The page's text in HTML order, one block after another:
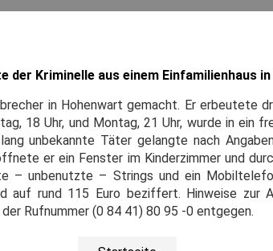
Kriminelle aus einem Einfamilienhaus
in Hohenwart gemacht. Er erbeutete
18 Uhr, und Montag, 21 Uhr, wurde in ein
unbekannte Täter gelangte nach
er ein Fenster im Kinderzimmer und
– unbenutzte – Strings und ein
auf rund 115 Euro beziffert. Hinweise zur
Rufnummer (0 84 41) 80 95 -0 entgegen.